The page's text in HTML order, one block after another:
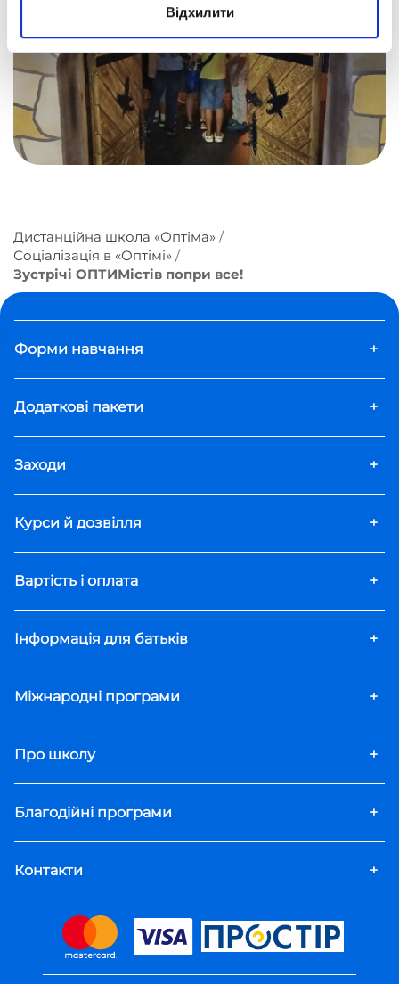
Відхилити
Дистанційна школа «Оптіма»
Соціалізація в «Оптімі»
Зустрічі ОПТИМістів попри все!
Форми навчання +
Додаткові пакети +
Заходи +
Курси й дозвілля +
Вартість і оплата +
Інформація для батьків +
Міжнародні програми +
Про школу +
Благодійні програми +
Контакти +